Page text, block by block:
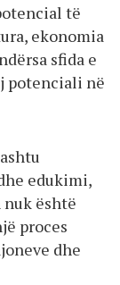
të
ekonomia
sfida e
potenciali në
edukimi,
është
proces
dhe